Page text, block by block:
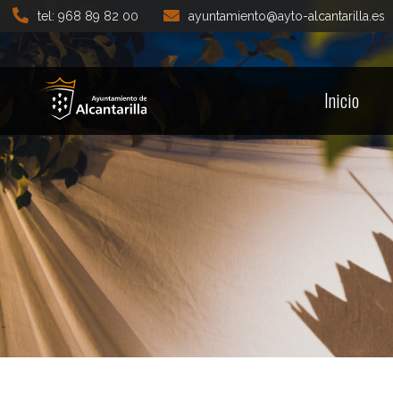
tel: 968 89 82 00 ayuntamiento@ayto-alcantarilla.es
Inicio